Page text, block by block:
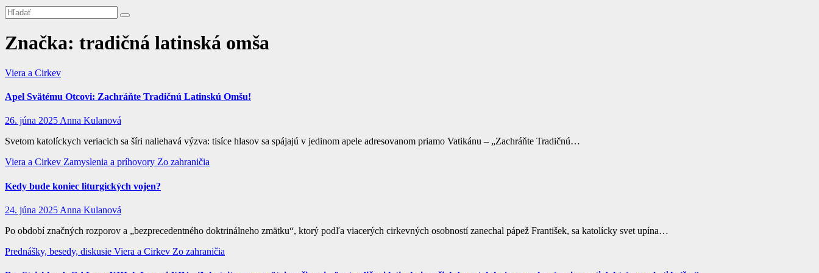
Značka: tradičná latinská omša
Viera a Cirkev
Apel Svätému Otcovi: Zachráňte Tradičnú Latinskú Omšu!
26. júna 2025Anna Kulanová
Svetom katolíckych veriacich sa šíri naliehavá výzva: tisíce hlasov sa spájajú v jedinom apele adresovanom priamo Vatikánu – „Zachráňte Tradičnú…
Viera a Cirkev Zamyslenia a príhovory Zo zahraničia
Kedy bude koniec liturgických vojen?
24. júna 2025 Anna Kulanová
Po období značných rozporov a „bezprecedentného doktrinálneho zmätku“, ktorý podľa viacerých cirkevných osobností zanechal pápež František, sa katolícky svet upína…
Prednášky, besedy, diskusie Viera a Cirkev Zo zahraničia